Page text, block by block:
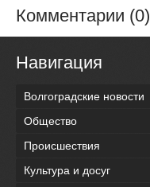
Комментарии (0)
Навигация
Волгоградские новости
Общество
Происшествия
Культура и досуг